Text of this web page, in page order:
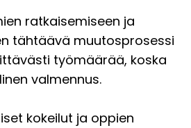
ratkaisemiseen ja
tähtäävä muutosprosessi
työmäärää, koska
valmennus.
kokeilut ja oppien